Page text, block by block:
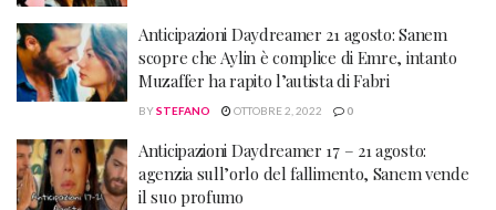
Anticipazioni Daydreamer 21 agosto: Sanem
scopre che Aylin è complice di Emre, intanto
Muzaffer ha rapito l’autista di Fabri
BYSTEFANO OTTOBRE 2, 2022 0
Anticipazioni Daydreamer 17 – 21 agosto:
agenzia sull’orlo del fallimento, Sanem vende
il suo profumo